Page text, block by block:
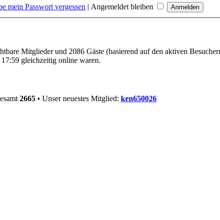
mein Passwort vergessen | Angemeldet bleiben
Mitglieder und 2086 Gäste (basierend auf den aktiven
gleichzeitig online waren.
2665 • Unser neuestes Mitglied: ken650026